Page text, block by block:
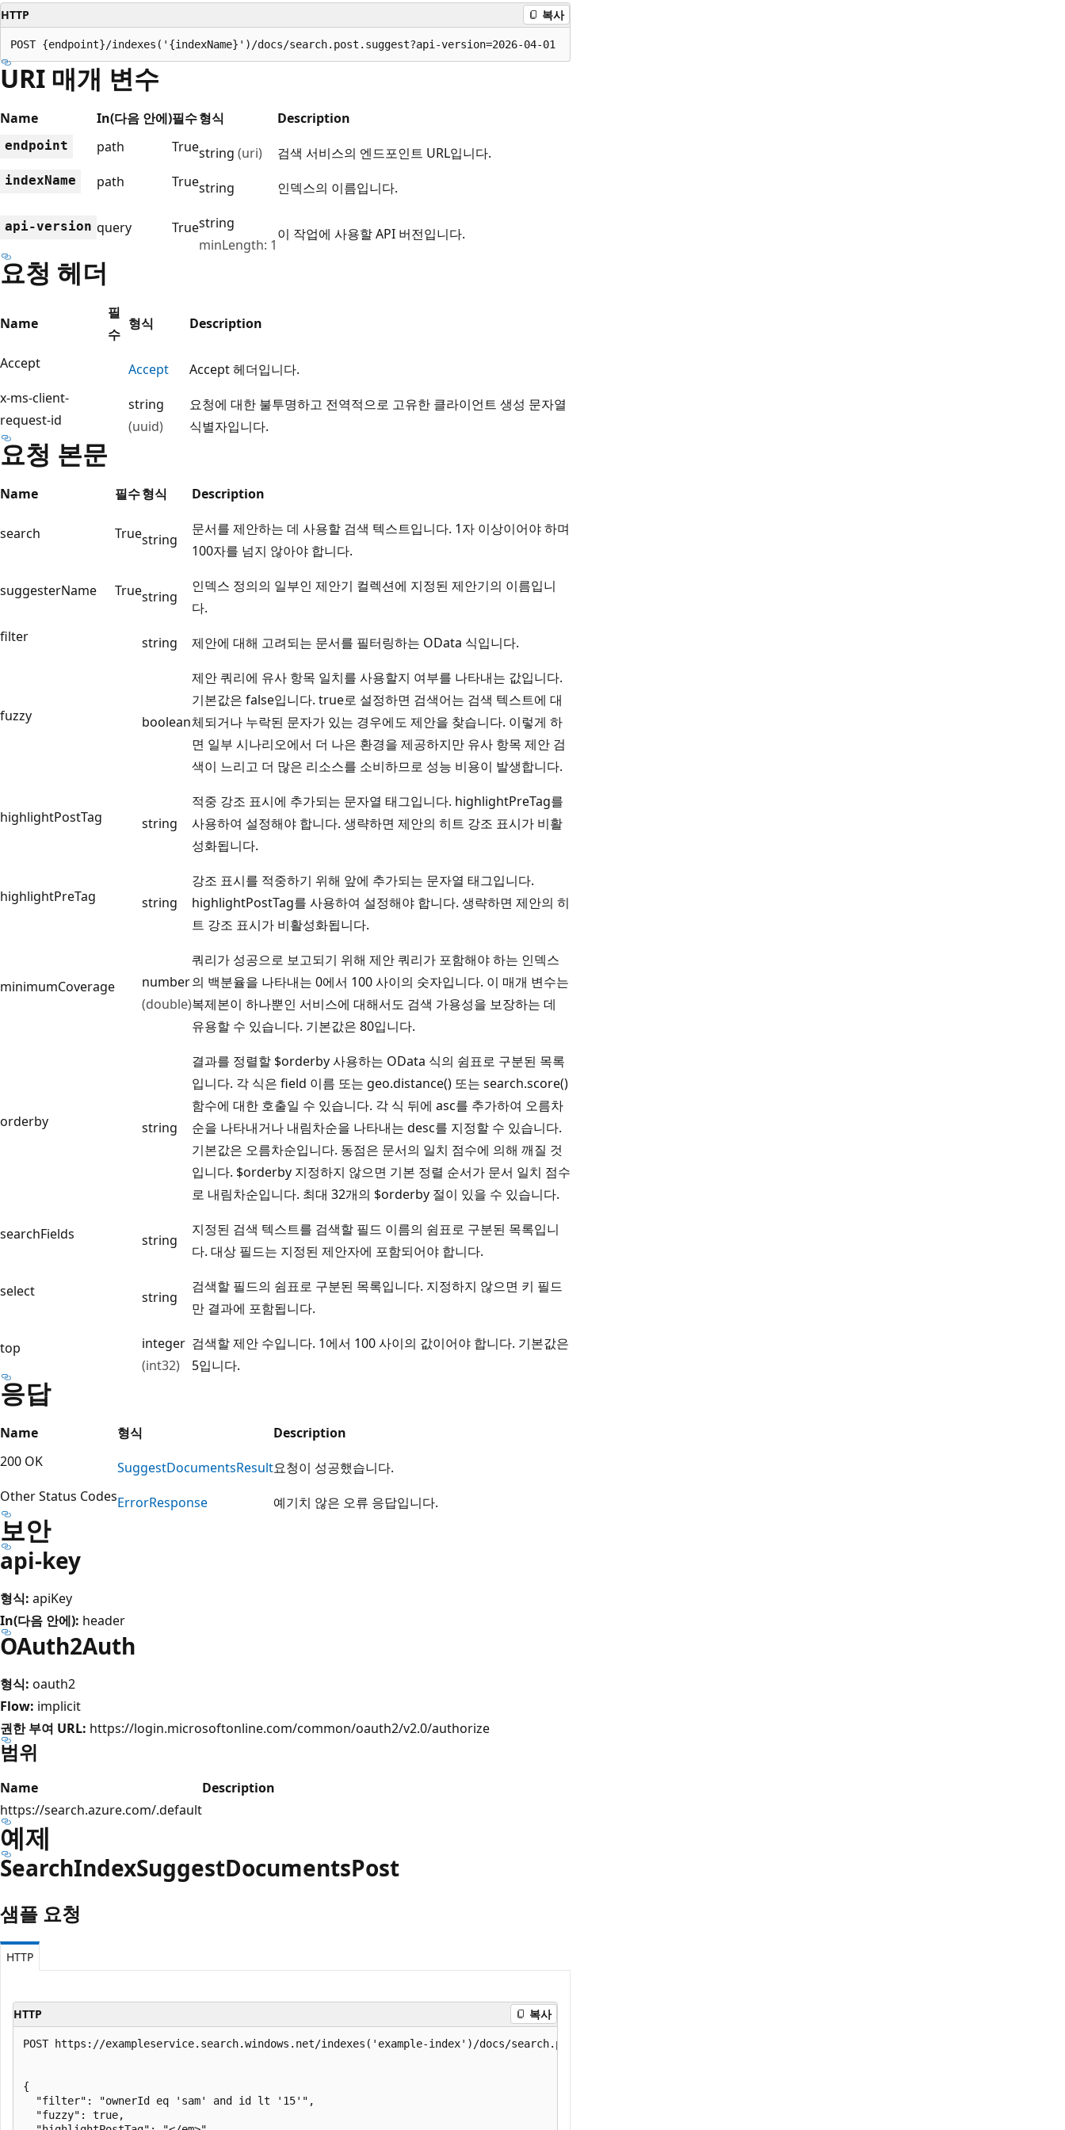
HTTP 복사
POST {endpoint}/indexes('{indexName}')/docs/search.post.suggest?api-version=2026-04-01
URI 매개 변수
Name In(다음 안에)필수형식 Description
endpoint path Truestring (uri) 검색 서비스의 엔드포인트 URL입니다.
indexName path Truestring 인덱스의 이름입니다.
api-version query Truestring
minLength: 1
이 작업에 사용할 API 버전입니다.
요청 헤더
Name
필
수
형식 Description
Accept Accept
Accept 헤더입니다.
x-ms-client-
request-id
string
(uuid)
요청에 대한 불투명하고 전역적으로 고유한 클라이언트 생성 문자열
식별자입니다.
요청 본문
Name 필수형식 Description
search Truestring
문서를 제안하는 데 사용할 검색 텍스트입니다. 1자 이상이어야 하며
100자를 넘지 않아야 합니다.
suggesterName Truestring
인덱스 정의의 일부인 제안기 컬렉션에 지정된 제안기의 이름입니
다.
filter
string 제안에 대해 고려되는 문서를 필터링하는 OData 식입니다.
fuzzy boolean
제안 쿼리에 유사 항목 일치를 사용할지 여부를 나타내는 값입니다.
기본값은 false입니다. true로 설정하면 검색어는 검색 텍스트에 대
체되거나 누락된 문자가 있는 경우에도 제안을 찾습니다. 이렇게 하
면 일부 시나리오에서 더 나은 환경을 제공하지만 유사 항목 제안 검
색이 느리고 더 많은 리소스를 소비하므로 성능 비용이 발생합니다.
highlightPostTag string
적중 강조 표시에 추가되는 문자열 태그입니다. highlightPreTag를
사용하여 설정해야 합니다. 생략하면 제안의 히트 강조 표시가 비활
성화됩니다.
highlightPreTag string
강조 표시를 적중하기 위해 앞에 추가되는 문자열 태그입니다.
highlightPostTag를 사용하여 설정해야 합니다. 생략하면 제안의 히
트 강조 표시가 비활성화됩니다.
minimumCoverage
number
(double)
쿼리가 성공으로 보고되기 위해 제안 쿼리가 포함해야 하는 인덱스
의 백분율을 나타내는 0에서 100 사이의 숫자입니다. 이 매개 변수는
복제본이 하나뿐인 서비스에 대해서도 검색 가용성을 보장하는 데
유용할 수 있습니다. 기본값은 80입니다.
orderby string
결과를 정렬할 $orderby 사용하는 OData 식의 쉼표로 구분된 목록
입니다. 각 식은 field 이름 또는 geo.distance() 또는 search.score()
함수에 대한 호출일 수 있습니다. 각 식 뒤에 asc를 추가하여 오름차
순을 나타내거나 내림차순을 나타내는 desc를 지정할 수 있습니다.
기본값은 오름차순입니다. 동점은 문서의 일치 점수에 의해 깨질 것
입니다. $orderby 지정하지 않으면 기본 정렬 순서가 문서 일치 점수
로 내림차순입니다. 최대 32개의 $orderby 절이 있을 수 있습니다.
searchFields string
지정된 검색 텍스트를 검색할 필드 이름의 쉼표로 구분된 목록입니
다. 대상 필드는 지정된 제안자에 포함되어야 합니다.
select string
검색할 필드의 쉼표로 구분된 목록입니다. 지정하지 않으면 키 필드
만 결과에 포함됩니다.
top
integer
(int32)
검색할 제안 수입니다. 1에서 100 사이의 값이어야 합니다. 기본값은
5입니다.
응답
Name 형식
Description
200 OK
SuggestDocumentsResult요청이 성공했습니다.
Other Status CodesErrorResponse 예기치 않은 오류 응답입니다.
보안
api-key
형식: apiKey
In(다음 안에): header
OAuth2Auth
형식: oauth2
Flow: implicit
권한 부여 URL: https://login.microsoftonline.com/common/oauth2/v2.0/authorize
범위
Name
Description
https://search.azure.com/.default
예제
SearchIndexSuggestDocumentsPost
샘플 요청
HTTP
HTTP 복사
POST https://exampleservice.search.windows.net/indexes('example-index')/docs/search.post.suggest?api-version=2026-04-01
{
  "filter": "ownerId eq 'sam' and id lt '15'",
  "fuzzy": true,